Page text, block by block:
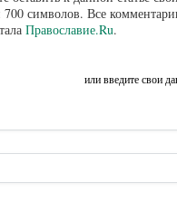
символов. Все
Православие.Ru.
или введите свои